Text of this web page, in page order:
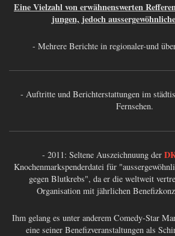
Eine Vielzahl von erwähnenswerten
jungen, jedoch
- Mehrere Berichte in regionaler-und
- Auftritte und Berichterstattungen im
Fernsehen.
- 2011: Seltene Auszeichnuung der
Knochenmarkspenderdatei für
gegen Blutkrebs", da er die weltweit
Organisation mit jährlichen
Ihm gelang es unter anderem Comedy-Star
eine seiner Benefizveranstaltungen als